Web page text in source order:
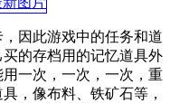
因此游戏中的任务和道
的存档用的记忆道具外
用一次，一次，一次，重
，像布料、铁矿石等，